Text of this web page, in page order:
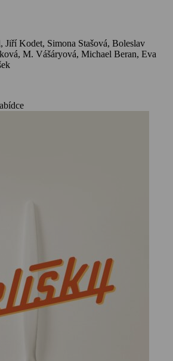
naopak zarytým opozičníkem. Také on je
názorů a vztahů, která se v paměti
navždy… Film získal cenu Zlatý hrozen na
lev pro herce Jiřího Kodeta, Za divácky
1999 a Cenu čtenářů časopisu